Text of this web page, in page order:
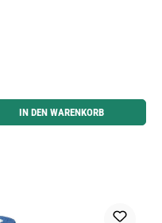
die Schaltflächen um die Anzahl zu
IN DEN WARENKORB